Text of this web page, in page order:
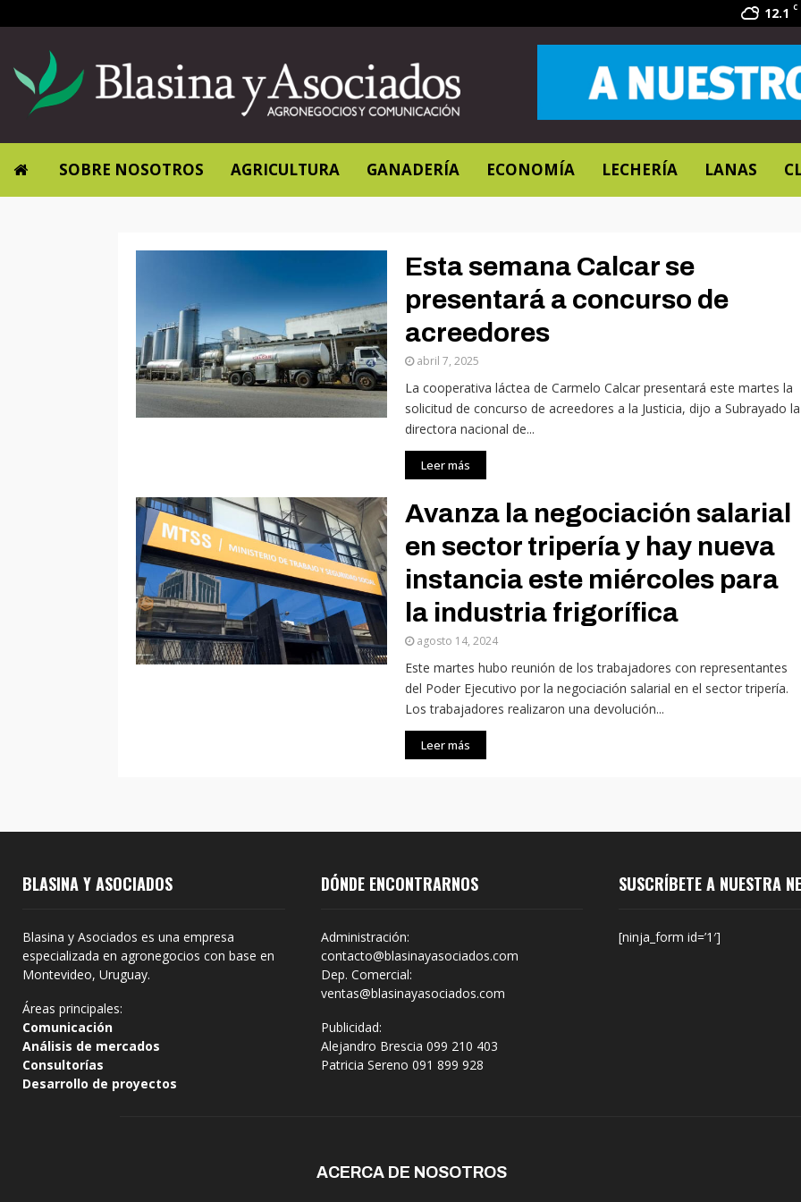
12.1 C
SOBRE NOSOTROS AGRICULTURA GANADERÍA ECONOMÍA LECHERÍA LANAS
Esta semana Calcar se
presentará a concurso de
acreedores
abril 7, 2025
La cooperativa láctea de Carmelo Calcar presentará este martes la
solicitud de concurso de acreedores a la Justicia, dijo a Subrayado la
directora nacional de...
Leer más
Avanza la negociación salarial
en sector tripería y hay nueva
instancia este miércoles para
la industria frigorífica
agosto 14, 2024
Este martes hubo reunión de los trabajadores con representantes
del Poder Ejecutivo por la negociación salarial en el sector tripería.
Los trabajadores realizaron una devolución...
Leer más
BLASINA Y ASOCIADOS
Blasina y Asociados es una empresa
especializada en agronegocios con base en
Montevideo, Uruguay.
Áreas principales:
Comunicación
Análisis de mercados
Consultorías
Desarrollo de proyectos
DÓNDE ENCONTRARNOS
Administración:
contacto@blasinayasociados.com
Dep. Comercial:
ventas@blasinayasociados.com
Publicidad:
Alejandro Brescia 099 210 403
Patricia Sereno 091 899 928
SUSCRÍBETE A NUESTRA
[ninja_form id=’1′]
ACERCA DE NOSOTROS